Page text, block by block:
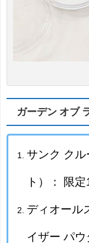
ガーデン オブ
サンク クル
ト）： 限定
ディオール
イザー パウ